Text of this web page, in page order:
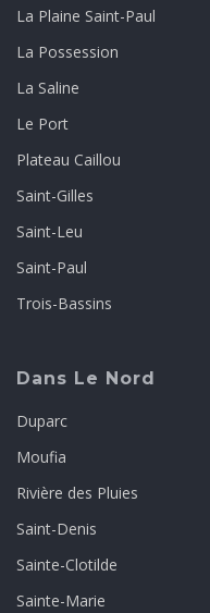
La Plaine Saint-Paul
La Possession
La Saline
Le Port
Plateau Caillou
Saint-Gilles
Saint-Leu
Saint-Paul
Trois-Bassins
Dans Le Nord
Duparc
Moufia
Rivière des Pluies
Saint-Denis
Sainte-Clotilde
Sainte-Marie